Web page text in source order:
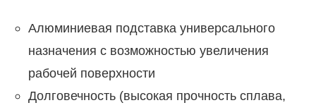
Алюминиевая подставка универсального
назначения с возможностью увеличения
рабочей поверхности
Долговечность (высокая прочность сплава,